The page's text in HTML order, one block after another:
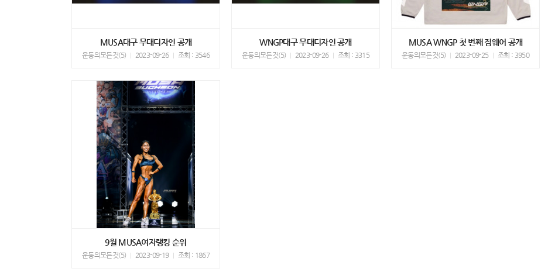
MUSA대구 무대디자인 공개
운동의모든것(5) 2023-09-26 조회 : 3546
WNGP대구 무대디자인 공개
운동의모든것(5) 2023-09-26 조회 : 3315
MUSA WNGP 첫 번째 짐웨어 공개
운동의모든것(5) 2023-09-25 조회 : 3950
9월 MUSA여자랭킹 순위
운동의모든것(5) 2023-09-19 조회 : 1867